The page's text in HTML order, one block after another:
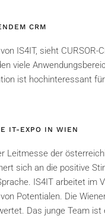
CRM
IS4IT, sieht
viele
ist hochinteressant
IT-EXPO IN WIEN
Leitmesse der
sich an die positive
IS4IT arbeitet im
Potentialen. Die
Das junge Team